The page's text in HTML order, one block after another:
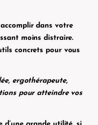
dans votre
moins distraire.
concrets pour vous
ergothérapeute,
pour atteindre vos